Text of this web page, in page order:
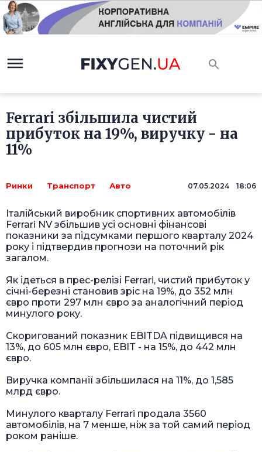
Ferrari збільшила чистий
прибуток на 19%, виручку - на
11%
Ринки Транспорт Авто 07.05.2024 18:06
Італійський виробник спортивних автомобілів
Ferrari NV збільшив усі основні фінансові
показники за підсумками першого кварталу 2024
року і підтвердив прогнози на поточний рік
загалом.
Як ідеться в прес-релізі Ferrari, чистий прибуток у
січні-березні становив зріс на 19%, до 352 млн
євро проти 297 млн євро за аналогічний період
минулого року.
Скоригований показник EBITDA підвищився на
13%, до 605 млн євро, EBIT - на 15%, до 442 млн
євро.
Виручка компанії збільшилася на 11%, до 1,585
млрд євро.
Минулого кварталу Ferrari продала 3560
автомобілів, на 7 менше, ніж за той самий період
роком раніше.